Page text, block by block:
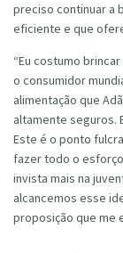
preciso continuar a
eficiente e que
“Eu costumo
o consumidor
alimentação que
altamente seguros.
Este é o ponto
fazer todo o
invista mais na
alcancemos esse
proposição que me